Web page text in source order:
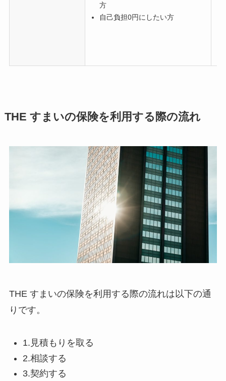
方
自己負担0円にしたい方
THE すまいの保険を利用する際の流れ
THE すまいの保険を利用する際の流れは以下の通
りです。
1.見積もりを取る
2.相談する
3.契約する